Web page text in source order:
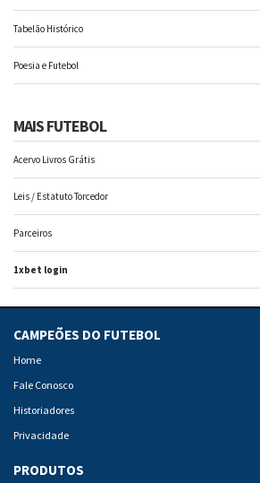
Tabelão Histórico
Poesia e Futebol
MAIS FUTEBOL
Acervo Livros Grátis
Leis / Estatuto Torcedor
Parceiros
1xbet login
CAMPEÕES DO FUTEBOL
Home
Fale Conosco
Historiadores
Privacidade
PRODUTOS